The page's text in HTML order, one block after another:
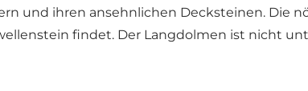
und ihren ansehnlichen Decksteinen. Die
findet. Der Langdolmen ist nicht